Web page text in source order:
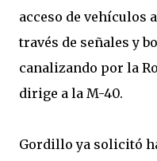
acceso de vehículos
través de señales y
canalizando por la
dirige a la M-40.
Gordillo ya solicitó